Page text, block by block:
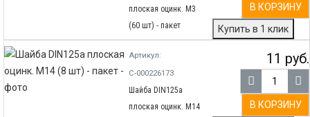
плоская оцинк. М3
(60 шт) - пакет
В КОРЗИНУ
Купить в 1 клик
Артикул:
С-000226173
Шайба DIN125а
плоская оцинк. М14
11 руб.
В КОРЗИНУ